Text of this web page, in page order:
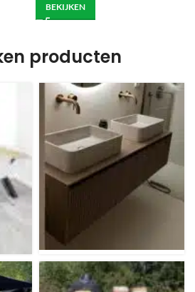
BEKIJKEN
producten